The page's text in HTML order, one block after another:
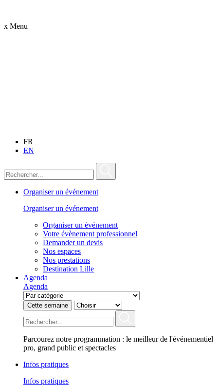
x Menu
FR
EN
Organiser un événement
Organiser un événement
Organiser un événement
Votre évènement professionnel
Demander un devis
Nos espaces
Nos prestations
Destination Lille
Agenda
Agenda
Cette semaine
Parcourez notre programmation : le meilleur de l'événementiel
pro, grand public et spectacles
Infos pratiques
Infos pratiques